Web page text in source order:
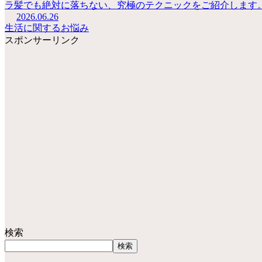
ラ髪でも絶対に落ちない、究極のテクニックをご紹介します
2026.06.26
生活に関するお悩み
スポンサーリンク
検索
検索